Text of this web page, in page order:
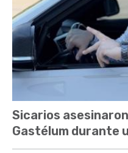
Sicarios
Gastélum durante